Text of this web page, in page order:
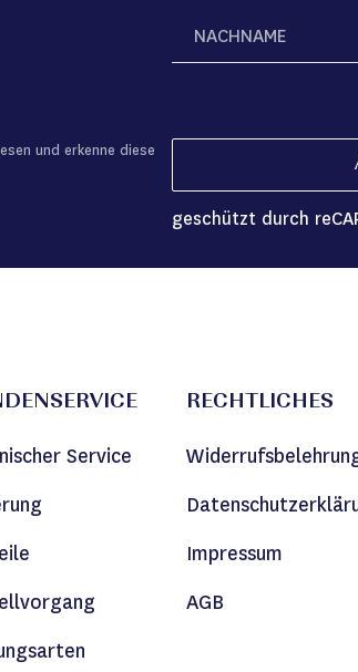
und erkenne diese
geschützt durch
Service
RECHTLICHES
Impressum
AGB